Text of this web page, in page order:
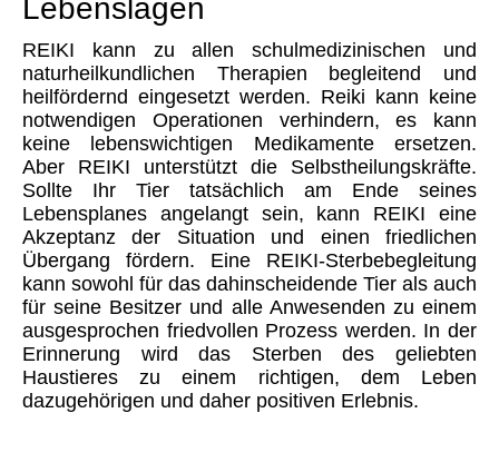
Lebenslagen
REIKI kann zu allen schulmedizinischen und
naturheilkundlichen Therapien begleitend und
heilfördernd eingesetzt werden. Reiki kann keine
notwendigen Operationen verhindern, es kann
keine lebenswichtigen Medikamente ersetzen.
Aber REIKI unterstützt die Selbstheilungskräfte.
Sollte Ihr Tier tatsächlich am Ende seines
Lebensplanes angelangt sein, kann REIKI eine
Akzeptanz der Situation und einen friedlichen
Übergang fördern. Eine REIKI-Sterbebegleitung
kann sowohl für das dahinscheidende Tier als auch
für seine Besitzer und alle Anwesenden zu einem
ausgesprochen friedvollen Prozess werden. In der
Erinnerung wird das Sterben des geliebten
Haustieres zu einem richtigen, dem Leben
dazugehörigen und daher positiven Erlebnis.